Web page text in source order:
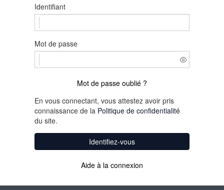
Identifiant
Mot de passe
Mot de passe oublié ?
En vous connectant, vous attestez avoir pris
connaissance de la Politique de confidentialité
du site.
Identifiez-vous
Aide à la connexion